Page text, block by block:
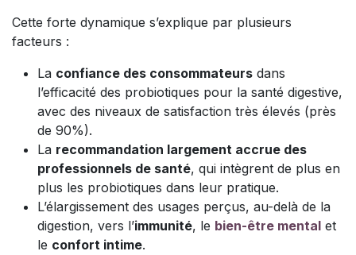
Cette forte dynamique s’explique par plusieurs
facteurs :
La confiance des consommateurs dans
l’efficacité des probiotiques pour la santé digestive,
avec des niveaux de satisfaction très élevés (près
de 90%).
La recommandation largement accrue des
professionnels de santé, qui intègrent de plus en
plus les probiotiques dans leur pratique.
L’élargissement des usages perçus, au-delà de la
digestion, vers l’immunité, le bien-être mental et
le confort intime.